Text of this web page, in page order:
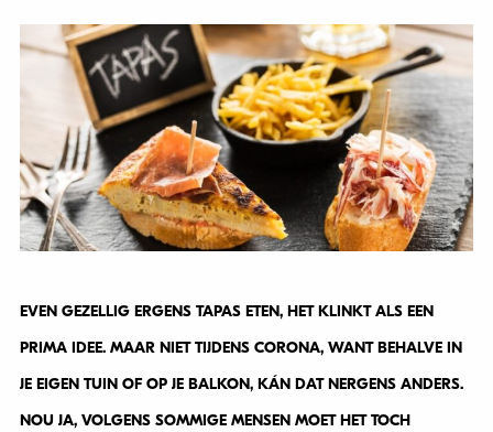
EVEN GEZELLIG ERGENS TAPAS ETEN, HET KLINKT ALS EEN
PRIMA IDEE. MAAR NIET TIJDENS CORONA, WANT BEHALVE IN
JE EIGEN TUIN OF OP JE BALKON, KÁN DAT NERGENS ANDERS.
NOU JA, VOLGENS SOMMIGE MENSEN MOET HET TOCH